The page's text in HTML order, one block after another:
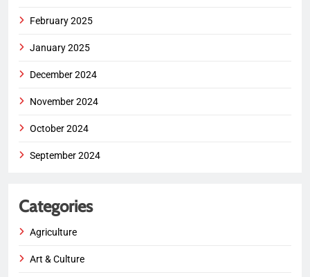
February 2025
January 2025
December 2024
November 2024
October 2024
September 2024
Categories
Agriculture
Art & Culture